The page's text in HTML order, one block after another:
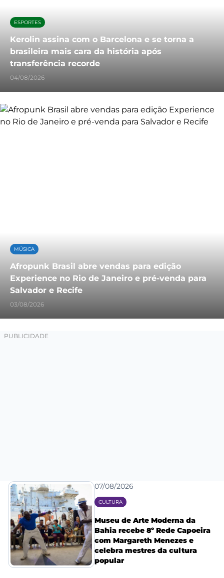
ESPORTES
Kerolin assina com o Barcelona e se torna a
brasileira mais cara da história após
transferência recorde
04/08/2026
MÚSICA
Afropunk Brasil abre vendas para edição
Experience no Rio de Janeiro e pré-venda para
Salvador e Recife
03/08/2026
07/08/2026
CULTURA
Museu de Arte Moderna da
Bahia recebe 8º Rede Capoeira
com Margareth Menezes e
celebra mestres da cultura
popular